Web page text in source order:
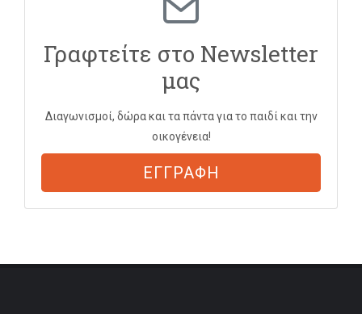
Γραφτείτε στο Newsletter
μας
Διαγωνισμοί, δώρα και τα πάντα για το παιδί και την
οικογένεια!
ΕΓΓΡΑΦΗ